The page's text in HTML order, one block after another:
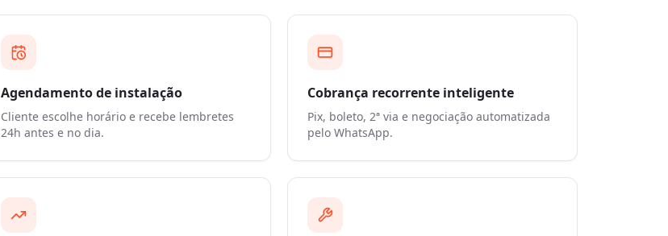
Agendamento de instalação
Cliente escolhe horário e recebe lembretes
24h antes e no dia.
Cobrança recorrente inteligente
Pix, boleto, 2ª via e negociação automatizada
pelo WhatsApp.